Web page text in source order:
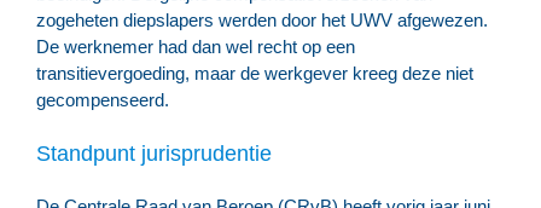
zogeheten diepslapers werden door het UWV afgewezen.
De werknemer had dan wel recht op een
transitievergoeding, maar de werkgever kreeg deze niet
gecompenseerd.
Standpunt jurisprudentie